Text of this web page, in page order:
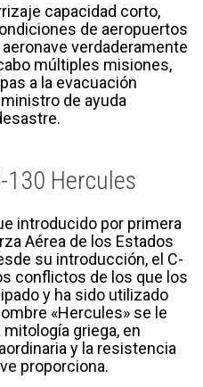
capacidad corto,
de aeropuertos
verdaderamente
múltiples misiones,
a la evacuación
de ayuda
130 Hercules
introducido por primera
Aérea de los Estados
su introducción, el C-
conflictos de los que los
y ha sido utilizado
«Hercules» se le
griega, en
y la resistencia
proporciona.